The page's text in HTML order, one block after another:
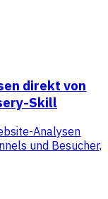
direkt von
Skill
Analysen
und Besucher,